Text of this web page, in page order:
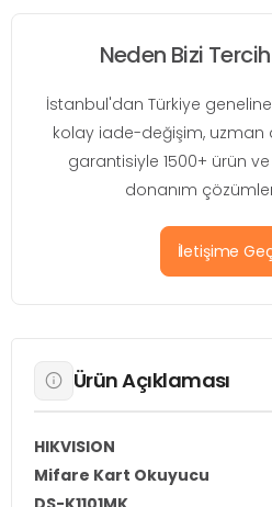
Neden Bizi
İstanbul'dan Türkiye
kolay iade-değişim, uzman
garantisiyle 1500+ ürün
donanım
İletişime
Ürün Açıklaması
HIKVISION
Mifare Kart Okuyucu